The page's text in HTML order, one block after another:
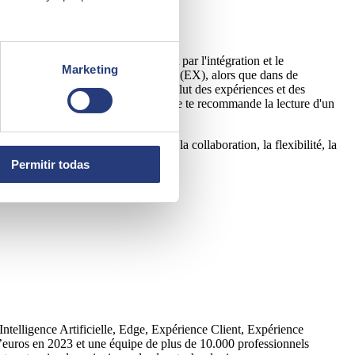
Marketing
Permitir todas
des candidats, en passant par l'intégration et le
propre “Employee Experience” (EX), alors que dans de
d'un ensemble d'aspects qui inclut des expériences et des
Humaines et celui de l'IT. Je te recommande la lecture d'un
les entreprises.
axés sur la productivité, la collaboration, la flexibilité, la
Artificielle, Edge, Expérience Client, Expérience
en 2023 et une équipe de plus de 10.000 professionnels